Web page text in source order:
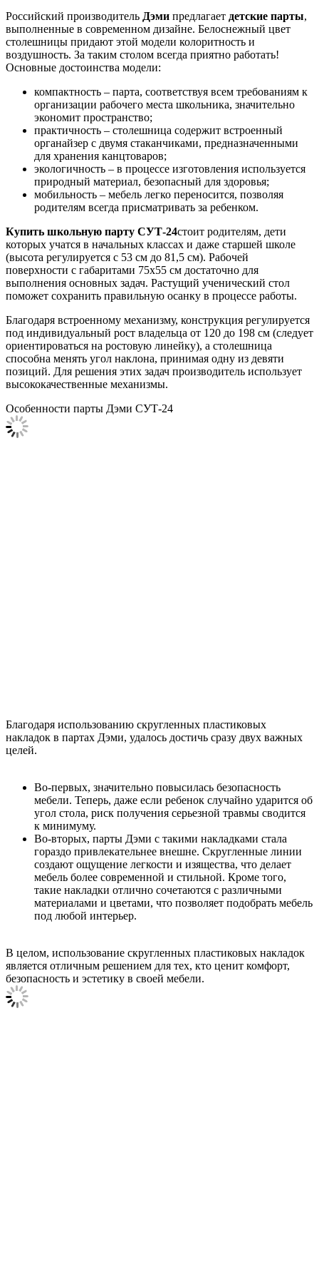
Российский производитель Дэми предлагает детские парты,
выполненные в современном дизайне. Белоснежный цвет
столешницы придают этой модели колоритность и
воздушность. За таким столом всегда приятно работать!
Основные достоинства модели:
компактность – парта, соответствуя всем требованиям к
организации рабочего места школьника, значительно
экономит пространство;
практичность – столешница содержит встроенный
органайзер с двумя стаканчиками, предназначенными
для хранения канцтоваров;
экологичность – в процессе изготовления используется
природный материал, безопасный для здоровья;
мобильность – мебель легко переносится, позволяя
родителям всегда присматривать за ребенком.
Купить школьную парту СУТ-24стоит родителям, дети
которых учатся в начальных классах и даже старшей школе
(высота регулируется с 53 см до 81,5 см). Рабочей
поверхности с габаритами 75х55 см достаточно для
выполнения основных задач. Растущий ученический стол
поможет сохранить правильную осанку в процессе работы.
Благодаря встроенному механизму, конструкция регулируется
под индивидуальный рост владельца от 120 до 198 см (следует
ориентироваться на ростовую линейку), а столешница
способна менять угол наклона, принимая одну из девяти
позиций. Для решения этих задач производитель использует
высококачественные механизмы.
Особенности парты Дэми СУТ-24
Благодаря использованию скругленных пластиковых
накладок в партах Дэми, удалось достичь сразу двух важных
целей.
Во-первых, значительно повысилась безопасность
мебели. Теперь, даже если ребенок случайно ударится об
угол стола, риск получения серьезной травмы сводится
к минимуму.
Во-вторых, парты Дэми с такими накладками стала
гораздо привлекательнее внешне. Скругленные линии
создают ощущение легкости и изящества, что делает
мебель более современной и стильной. Кроме того,
такие накладки отлично сочетаются с различными
материалами и цветами, что позволяет подобрать мебель
под любой интерьер.
В целом, использование скругленных пластиковых накладок
является отличным решением для тех, кто ценит комфорт,
безопасность и эстетику в своей мебели.